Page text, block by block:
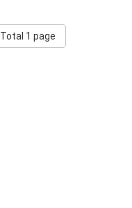
Total 1 page